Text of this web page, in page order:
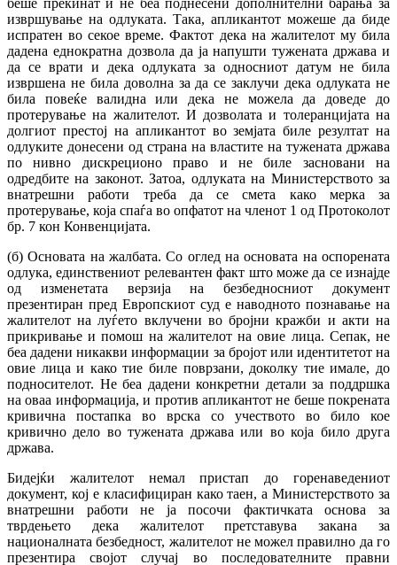
беше прекинат и не беа поднесени дополнителни барања за
извршување на одлуката. Така, апликантот можеше да биде
испратен во секое време. Фактот дека на жалителот му била
дадена еднократна дозвола да ја напушти тужената држава и
да се врати и дека одлуката за односниот датум не била
извршена не била доволна за да се заклучи дека одлуката не
била повеќе валидна или дека не можела да доведе до
протерување на жалителот. И дозволата и толеранцијата на
долгиот престој на апликантот во земјата биле резултат на
одлуките донесени од страна на властите на тужената држава
по нивно дискреционо право и не биле засновани на
одредбите на законот. Затоа, одлуката на Министерството за
внатрешни работи треба да се смета како мерка за
протерување, која спаѓа во опфатот на членот 1 од Протоколот
бр. 7 кон Конвенцијата.
(б) Основата на жалбата. Со оглед на основата на оспорената
одлука, единствениот релевантен факт што може да се изнајде
од изменетата верзија на безбедносниот документ
презентиран пред Европскиот суд е наводното познавање на
жалителот на луѓето вклучени во бројни кражби и акти на
прикривање и помош на жалителот на овие лица. Сепак, не
беа дадени никакви информации за бројот или идентитетот на
овие лица и како тие биле поврзани, доколку тие имале, до
подносителот. Не беа дадени конкретни детали за поддршка
на оваа информација, и против апликантот не беше покрената
кривична постапка во врска со учеството во било кое
кривично дело во тужената држава или во која било друга
држава.
Бидејќи жалителот немал пристап до горенаведениот
документ, кој е класифициран како таен, а Министерството за
внатрешни работи не ја посочи фактичката основа за
тврдењето дека жалителот претставува закана за
националната безбедност, жалителот не можел правилно да го
презентира својот случај во последователните правни